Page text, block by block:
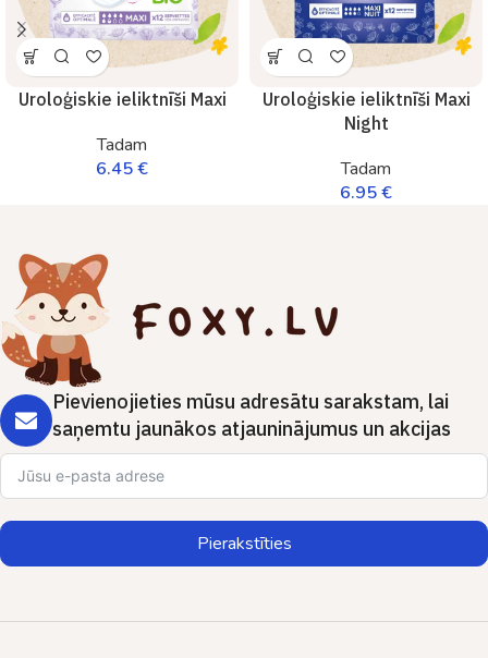
Uroloģiskie ieliktnīši Maxi
Tadam
6.45€
Uroloģiskie ieliktnīši Maxi
Night
Tadam
6.95€
Pievienojieties mūsu adresātu sarakstam, lai
saņemtu jaunākos atjauninājumus un akcijas
Pierakstīties